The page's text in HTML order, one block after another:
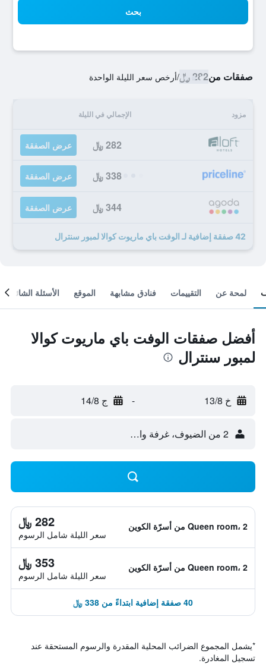
بحث
صفقات من282 ﷼ /أرخص سعر الليلة الواحدة
مزود الإجمالي في الليلة
282 ﷼ عرض الصفقة
338 ﷼ عرض الصفقة
344 ﷼ عرض الصفقة
42 صفقة إضافية لـ الوفت باي ماريوت كوالا لمبور سنترال
لمحة عن التقييمات فنادق مشابهة الموقع الأسئلة الشائعة
أفضل صفقات الوفت باي ماريوت كوالا
لمبور سنترال
خ 13/8 - ج 14/8
2 من الضيوف، غرفة واحدة
Queen room، 2 من أسرّة الكوين 282 ﷼
سعر الليلة شامل الرسوم
Queen room، 2 من أسرّة الكوين 353 ﷼
سعر الليلة شامل الرسوم
40 صفقة إضافية ابتداءً من 338 ﷼
*يشمل المجموع الضرائب المحلية المقدرة والرسوم المستحقة عند
تسجيل المغادرة.